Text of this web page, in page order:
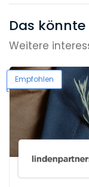
Das
Weitere
Empfohlen